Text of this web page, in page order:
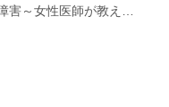
害～女性医師が教え